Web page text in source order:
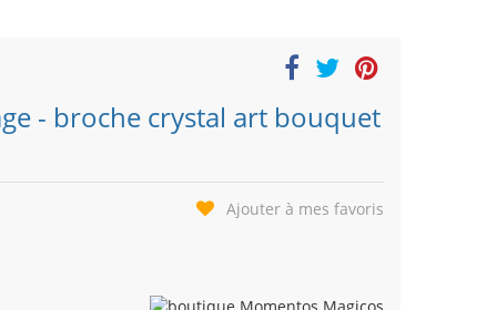
- broche crystal art bouquet
Ajouter à mes favoris